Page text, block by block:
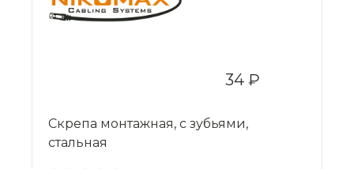
34 ₽
Скрепа монтажная, с зубьями,
стальная